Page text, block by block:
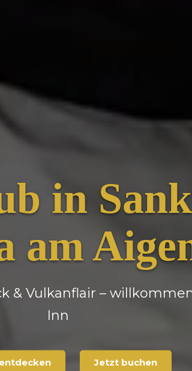
in
am
& Vulkanflair –
Inn
Jetzt buchen